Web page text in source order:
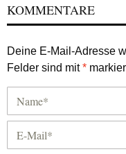
KOMMENTARE
Deine E-Mail-Adresse
Felder sind mit*